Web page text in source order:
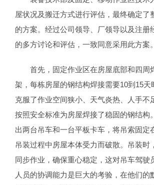
屋状况及搬迁方式进行评估，最终确定了
的方案。经过公司领导、厂领导以及注册
的多方讨论和评估，一致同意采用此方案。
首先，固定作业区在房屋底部和四周
架，每栋房屋的钢结构焊接需要10到15天
克服了作业空间狭小、天气炎热、人手不
按照安全标准为房屋焊接了稳固的钢结构
出两台吊车和一台平板卡车，将吊索固定
吊装过程中房屋本体受力而破散。吊装时
同步作业，确保重心稳定，这对吊车驾驶
人员的协调能力是巨大的考验，在他们的